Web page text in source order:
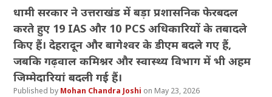
धामी सरकार ने उत्तराखंड में बड़ा प्रशासनिक फेरबदल
करते हुए 19 IAS और 10 PCS अधिकारियों के तबादले
किए हैं। देहरादून और बागेश्वर के डीएम बदले गए हैं,
जबकि गढ़वाल कमिश्नर और स्वास्थ्य विभाग में भी अहम
जिम्मेदारियां बदली गई हैं।
Mohan Chandra Joshi May 23, 2026